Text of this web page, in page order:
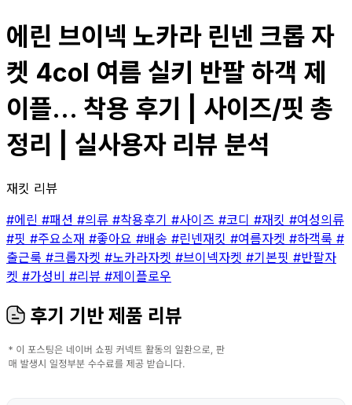
에린 브이넥 노카라 린넨 크롭 자
켓 4col 여름 실키 반팔 하객 제
이플... 착용 후기 | 사이즈/핏 총
정리 | 실사용자 리뷰 분석
재킷 리뷰
#에린 #패션 #의류 #착용후기 #사이즈 #코디 #재킷 #여성의류
#핏 #주요소재 #좋아요 #배송 #린넨재킷 #여름자켓 #하객룩 #
출근룩 #크롭자켓 #노카라자켓 #브이넥자켓 #기본핏 #반팔자
켓 #가성비 #리뷰 #제이플로우
후기 기반 제품 리뷰